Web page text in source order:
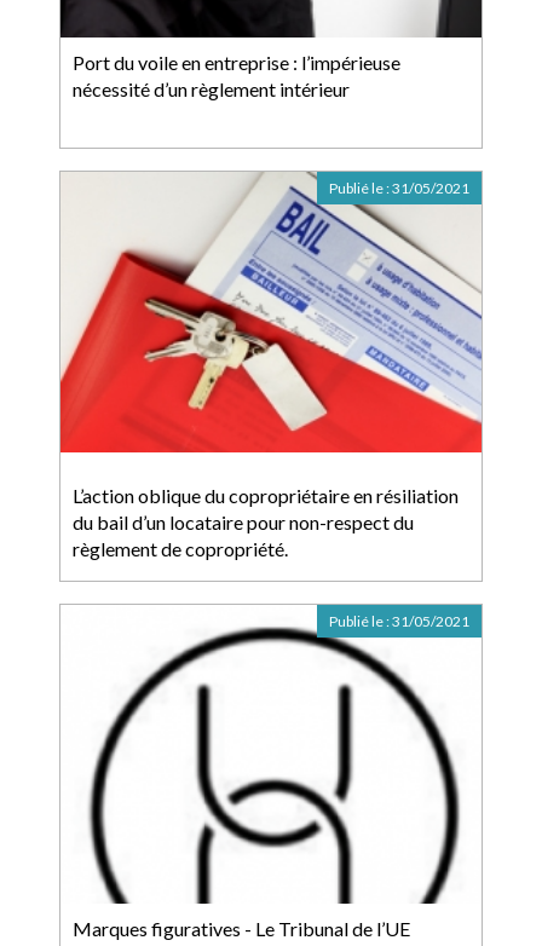
Port du voile en entreprise : l’impérieuse
nécessité d’un règlement intérieur
L’action oblique du copropriétaire en résiliation
du bail d’un locataire pour non-respect du
règlement de copropriété.
Publié le :31/05/2021
Marques figuratives - Le Tribunal de l’UE
Publié le :31/05/2021